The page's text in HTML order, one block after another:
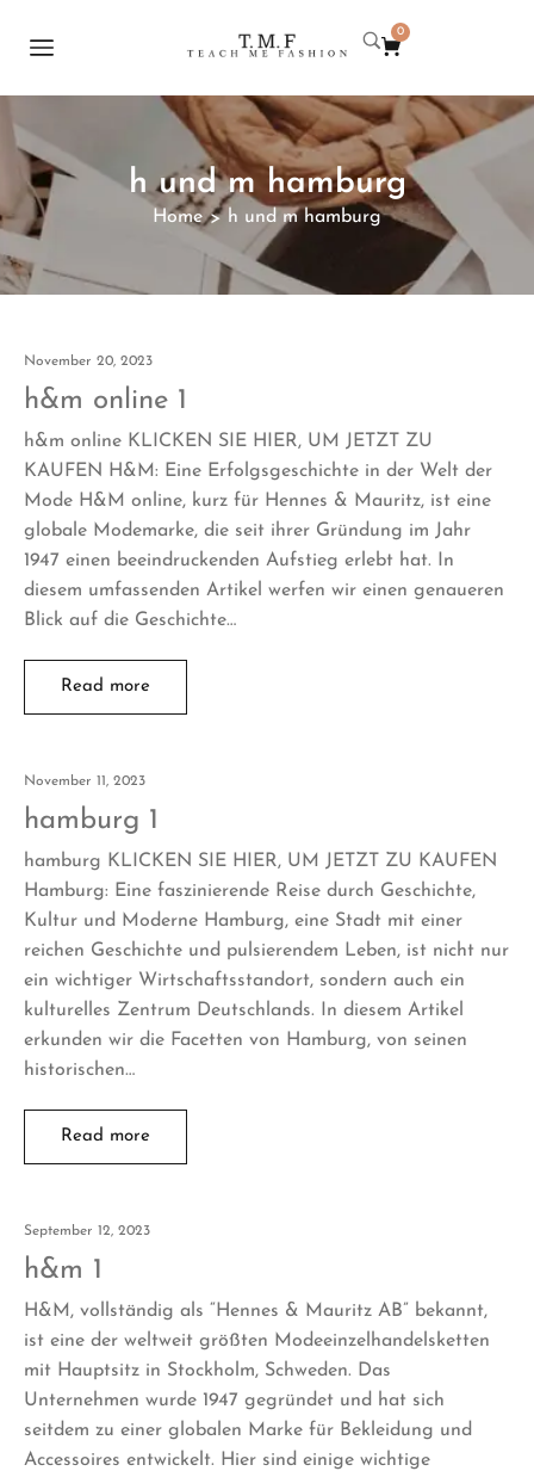
0
h und m hamburg
Home > h und m hamburg
November 20, 2023
h&m online 1
h&m online KLICKEN SIE HIER, UM JETZT ZU
KAUFEN H&M: Eine Erfolgsgeschichte in der Welt der
Mode H&M online, kurz für Hennes & Mauritz, ist eine
globale Modemarke, die seit ihrer Gründung im Jahr
1947 einen beeindruckenden Aufstieg erlebt hat. In
diesem umfassenden Artikel werfen wir einen genaueren
Blick auf die Geschichte…
Read more
November 11, 2023
hamburg 1
hamburg KLICKEN SIE HIER, UM JETZT ZU KAUFEN
Hamburg: Eine faszinierende Reise durch Geschichte,
Kultur und Moderne Hamburg, eine Stadt mit einer
reichen Geschichte und pulsierendem Leben, ist nicht nur
ein wichtiger Wirtschaftsstandort, sondern auch ein
kulturelles Zentrum Deutschlands. In diesem Artikel
erkunden wir die Facetten von Hamburg, von seinen
historischen…
Read more
September 12, 2023
h&m 1
H&M, vollständig als “Hennes & Mauritz AB” bekannt,
ist eine der weltweit größten Modeeinzelhandelsketten
mit Hauptsitz in Stockholm, Schweden. Das
Unternehmen wurde 1947 gegründet und hat sich
seitdem zu einer globalen Marke für Bekleidung und
Accessoires entwickelt. Hier sind einige wichtige